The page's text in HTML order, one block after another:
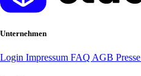
Unternehmen
Login Impressum FAQ AGB Presse